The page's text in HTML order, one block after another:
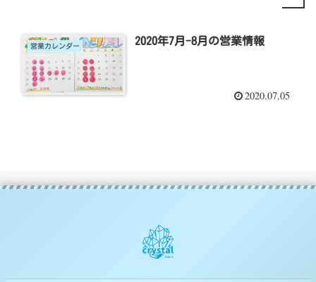
営業カレンダー 2020年7月-8月の営業情報
2020.07.05